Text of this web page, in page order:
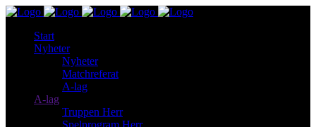
Start
Nyheter
Nyheter
Matchreferat
A-lag
A-lag
Truppen Herr
Spelprogram Herr